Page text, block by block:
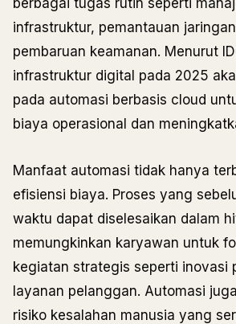
berbagai tugas rutin seperti
infrastruktur, pemantauan
pembaruan keamanan. Menurut
infrastruktur digital pada 2025
pada automasi berbasis cloud
biaya operasional dan
Manfaat automasi tidak hanya
efisiensi biaya. Proses yang
waktu dapat diselesaikan dalam
memungkinkan karyawan untuk
kegiatan strategis seperti inovasi
layanan pelanggan. Automasi
risiko kesalahan manusia yang